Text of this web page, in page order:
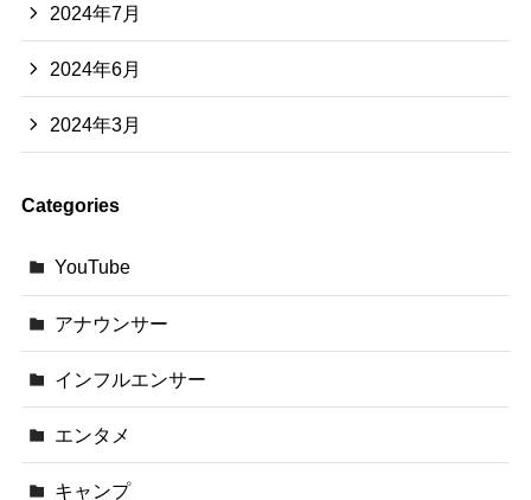
2024年7月
2024年6月
2024年3月
Categories
YouTube
アナウンサー
インフルエンサー
エンタメ
キャンプ